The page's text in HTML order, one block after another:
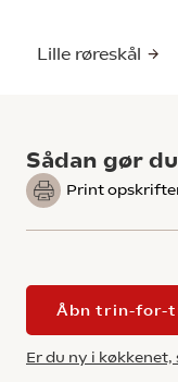
Lille røreskål
Sådan gør du
Print
Åbn trin-for-
Er du ny i